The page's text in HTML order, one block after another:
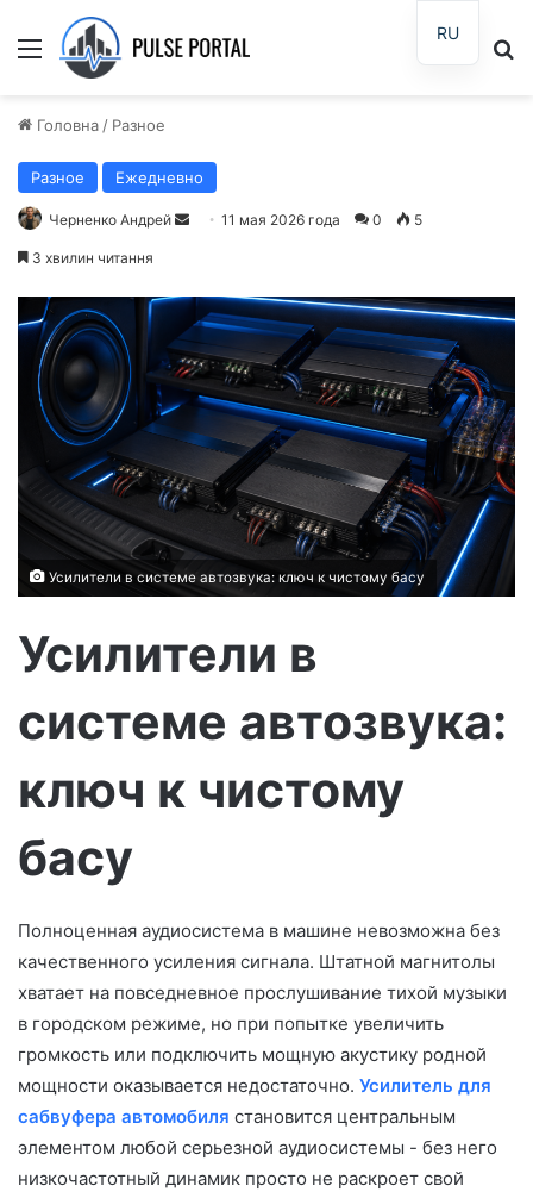
Меню
Головна / Разное
Разное Ежедневно
Черненко Андрей
р
в
и
ь
п
ь
11 мая 2026 года 0 5
3 хвилин читання
Усилители в системе автозвука: ключ к чистому басу
Усилители в
системе автозвука:
ключ к чистому
басу
Полноценная аудиосистема в машине невозможна без
качественного усиления сигнала. Штатной магнитолы
хватает на повседневное прослушивание тихой музыки
в городском режиме, но при попытке увеличить
громкость или подключить мощную акустику родной
мощности оказывается недостаточно. Усилитель для
сабвуфера автомобиля становится центральным
элементом любой серьезной аудиосистемы - без него
низкочастотный динамик просто не раскроет свой
RU